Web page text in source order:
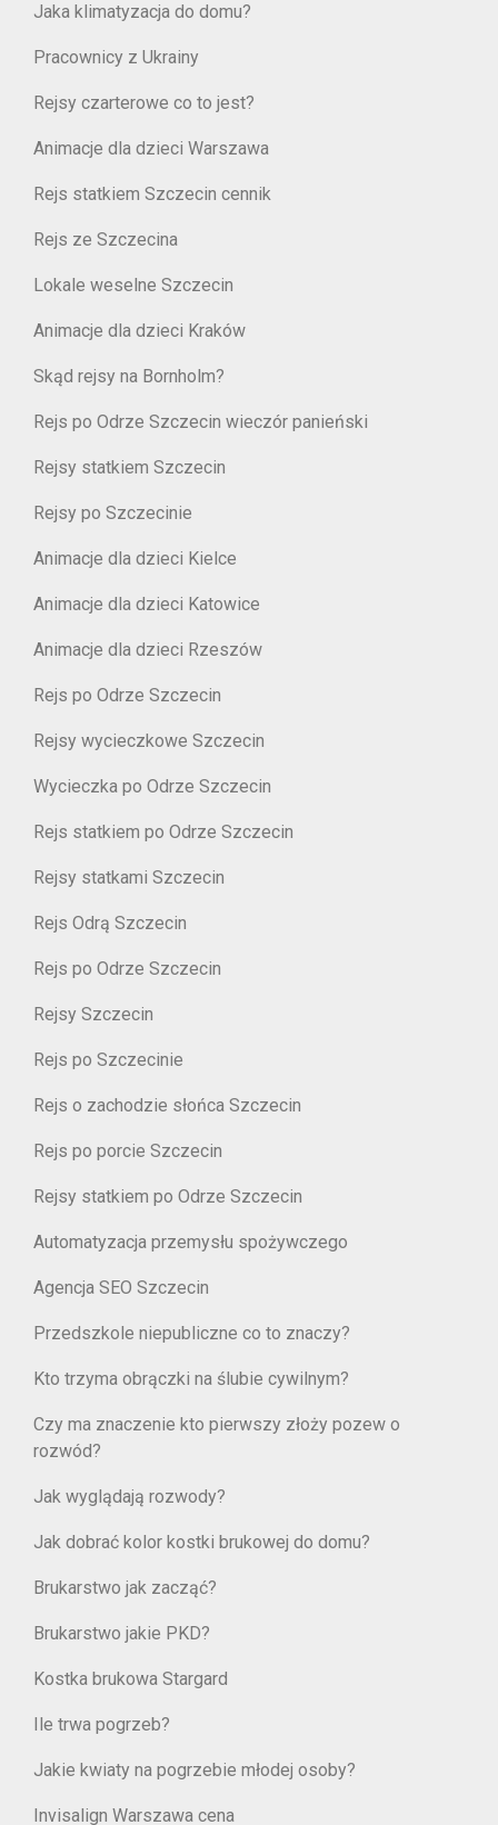
Jaka klimatyzacja do domu?
Pracownicy z Ukrainy
Rejsy czarterowe co to jest?
Animacje dla dzieci Warszawa
Rejs statkiem Szczecin cennik
Rejs ze Szczecina
Lokale weselne Szczecin
Animacje dla dzieci Kraków
Skąd rejsy na Bornholm?
Rejs po Odrze Szczecin wieczór panieński
Rejsy statkiem Szczecin
Rejsy po Szczecinie
Animacje dla dzieci Kielce
Animacje dla dzieci Katowice
Animacje dla dzieci Rzeszów
Rejs po Odrze Szczecin
Rejsy wycieczkowe Szczecin
Wycieczka po Odrze Szczecin
Rejs statkiem po Odrze Szczecin
Rejsy statkami Szczecin
Rejs Odrą Szczecin
Rejs po Odrze Szczecin
Rejsy Szczecin
Rejs po Szczecinie
Rejs o zachodzie słońca Szczecin
Rejs po porcie Szczecin
Rejsy statkiem po Odrze Szczecin
Automatyzacja przemysłu spożywczego
Agencja SEO Szczecin
Przedszkole niepubliczne co to znaczy?
Kto trzyma obrączki na ślubie cywilnym?
Czy ma znaczenie kto pierwszy złoży pozew o
rozwód?
Jak wyglądają rozwody?
Jak dobrać kolor kostki brukowej do domu?
Brukarstwo jak zacząć?
Brukarstwo jakie PKD?
Kostka brukowa Stargard
Ile trwa pogrzeb?
Jakie kwiaty na pogrzebie młodej osoby?
Invisalign Warszawa cena